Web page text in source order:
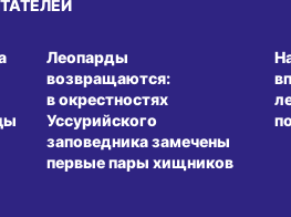
Леопарды
возвращаются:
в окрестностях
Уссурийского
заповедника замечены
первые пары хищников